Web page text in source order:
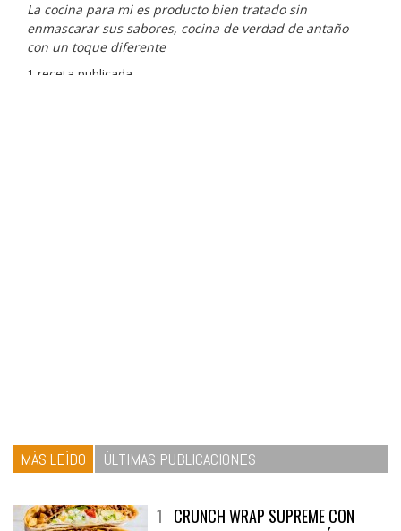
La cocina para mi es producto bien tratado sin
enmascarar sus sabores, cocina de verdad de antaño
con un toque diferente
1 receta publicada